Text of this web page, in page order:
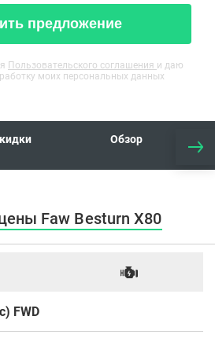
предложение
Пользовательского соглашения и даю
моих персональных данных
Обзор
Faw Besturn X80
FWD